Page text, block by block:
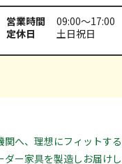
営業時間
09:00～17:00
定休日
土日祝日
関へ、理想にフィットする
ダー家具を製造しお届けし